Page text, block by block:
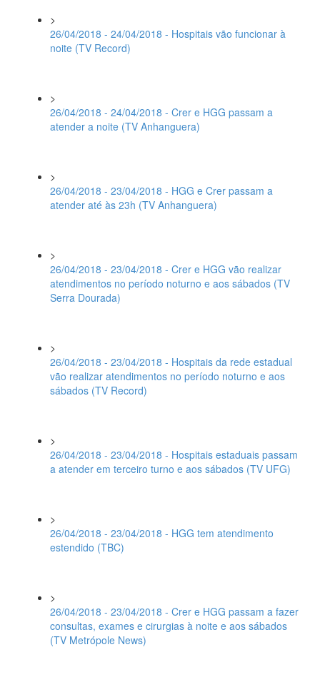
>
26/04/2018 - 24/04/2018 - Hospitais vão funcionar à
noite (TV Record)
>
26/04/2018 - 24/04/2018 - Crer e HGG passam a
atender a noite (TV Anhanguera)
>
26/04/2018 - 23/04/2018 - HGG e Crer passam a
atender até às 23h (TV Anhanguera)
>
26/04/2018 - 23/04/2018 - Crer e HGG vão realizar
atendimentos no período noturno e aos sábados (TV
Serra Dourada)
>
26/04/2018 - 23/04/2018 - Hospitais da rede estadual
vão realizar atendimentos no período noturno e aos
sábados (TV Record)
>
26/04/2018 - 23/04/2018 - Hospitais estaduais passam
a atender em terceiro turno e aos sábados (TV UFG)
>
26/04/2018 - 23/04/2018 - HGG tem atendimento
estendido (TBC)
>
26/04/2018 - 23/04/2018 - Crer e HGG passam a fazer
consultas, exames e cirurgias à noite e aos sábados
(TV Metrópole News)